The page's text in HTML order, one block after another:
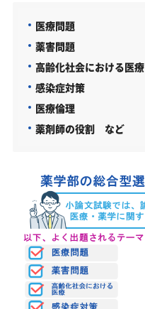
医療問題
薬害問題
高齢化社会における医療
感染症対策
医療倫理
薬剤師の役割 など